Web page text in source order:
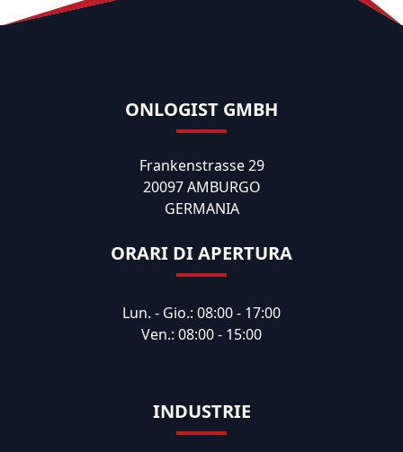
ONLOGIST GMBH
Frankenstrasse 29
20097 AMBURGO
GERMANIA
ORARI DI APERTURA
Lun. - Gio.: 08:00 - 17:00
Ven.: 08:00 - 15:00
INDUSTRIE